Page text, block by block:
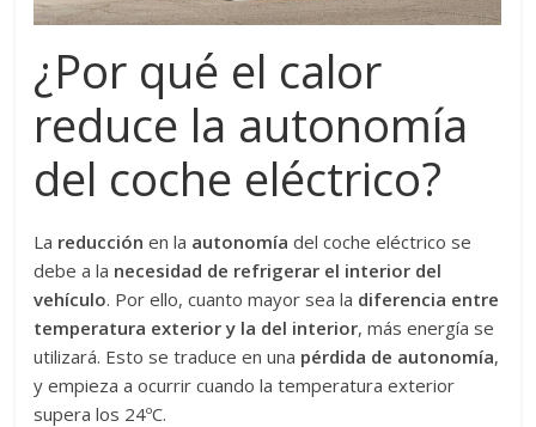
¿Por qué el calor
reduce la autonomía
del coche eléctrico?
La reducción en la autonomía del coche eléctrico se
debe a la necesidad de refrigerar el interior del
vehículo. Por ello, cuanto mayor sea la diferencia entre
temperatura exterior y la del interior, más energía se
utilizará. Esto se traduce en una pérdida de autonomía,
y empieza a ocurrir cuando la temperatura exterior
supera los 24ºC.